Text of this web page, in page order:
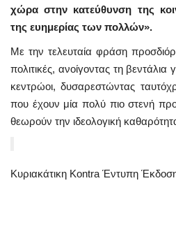
χώρα στην κατεύθυνση της
της ευημερίας των πολλών».
Με την τελευταία φράση
πολιτικές, ανοίγοντας τη
κεντρώοι, δυσαρεστώντας
που έχουν μία πολύ πιο στενή
θεωρούν την ιδεολογική
Κυριακάτικη Kontra Έντυπη